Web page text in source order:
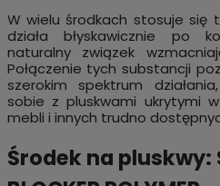
W wielu środkach stosuje się
działa błyskawicznie po
naturalny związek
Połączenie tych substancji
szerokim spektrum
sobie z pluskwami ukrytymi
mebli i innych trudno
Środek na pluskwy: